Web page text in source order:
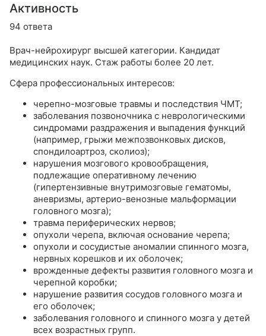
Активность
94 ответа
Врач-нейрохирург высшей категории. Кандидат
медицинских наук. Стаж работы более 20 лет.
Сфера профессиональных интересов:
черепно-мозговые травмы и последствия ЧМТ;
заболевания позвоночника с неврологическими
синдромами раздражения и выпадения функций
(например, грыжи межпозвонковых дисков,
спондилоартроз, сколиоз);
нарушения мозгового кровообращения,
подлежащие оперативному лечению
(гипертензивные внутримозговые гематомы,
аневризмы, артерио-венозные мальформации
головного мозга);
травма периферических нервов;
опухоли черепа, включая основание черепа;
опухоли и сосудистые аномалии спинного мозга,
нервных корешков и их оболочек;
врожденные дефекты развития головного мозга и
черепной коробки;
нарушение развития сосудов головного мозга и
его оболочек;
заболевания головного и спинного мозга у детей
всех возрастных групп.